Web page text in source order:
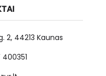
2, 44213 Kaunas